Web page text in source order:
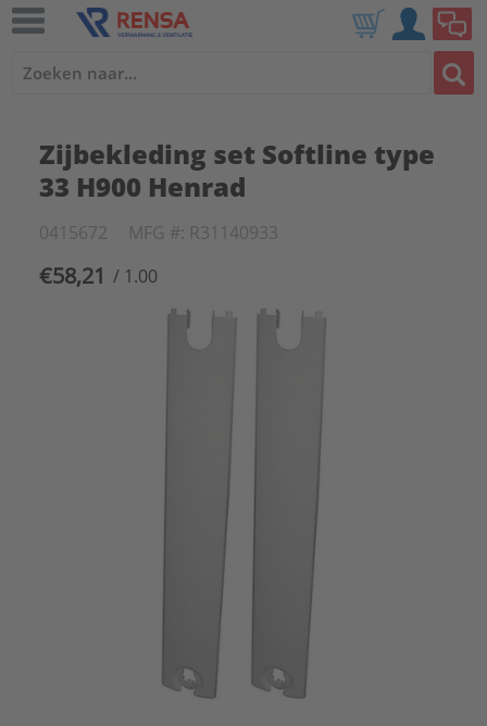
Zijbekleding set Softline type
33 H900 Henrad
0415672 MFG #: R31140933
€58,21 / 1.00